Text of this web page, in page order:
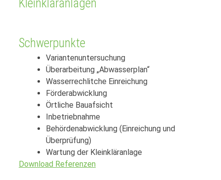
Kleinkläranlagen
Schwerpunkte
Variantenuntersuchung
Überarbeitung „Abwasserplan“
Wasserrechlitche Einreichung
Förderabwicklung
Örtliche Bauafsicht
Inbetriebnahme
Behördenabwicklung (Einreichung und
Überprüfung)
Wartung der Kleinkläranlage
Download Referenzen